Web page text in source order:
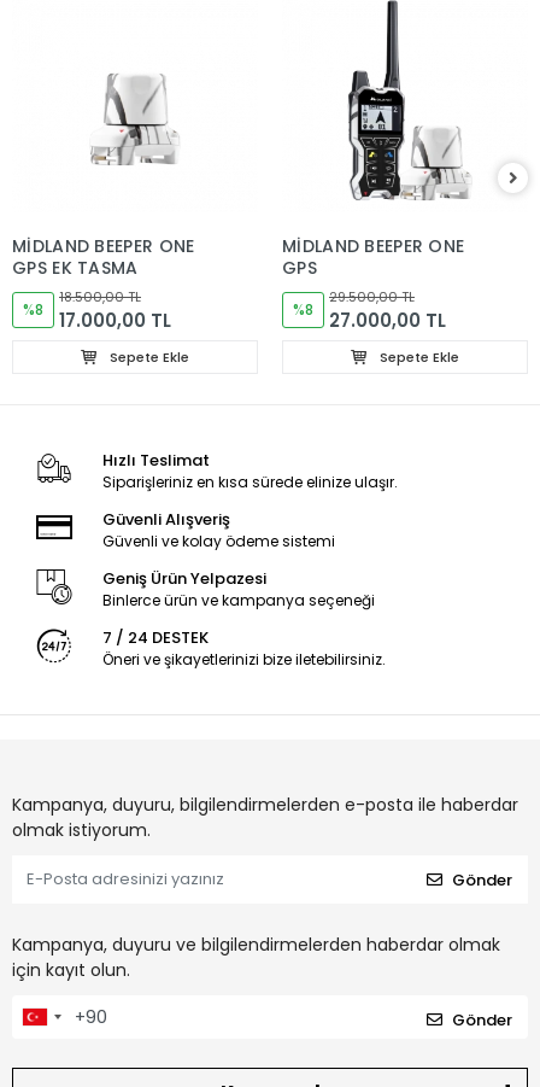
MİDLAND BEEPER ONE
GPS EK TASMA
%8
18.500,00 TL
17.000,00 TL
Sepete Ekle
MİDLAND BEEPER ONE
GPS
%8
29.500,00 TL
27.000,00 TL
Sepete Ekle
Hızlı Teslimat
Siparişleriniz en kısa sürede elinize ulaşır.
Güvenli Alışveriş
Güvenli ve kolay ödeme sistemi
Geniş Ürün Yelpazesi
Binlerce ürün ve kampanya seçeneği
7 / 24 DESTEK
Öneri ve şikayetlerinizi bize iletebilirsiniz.
Kampanya, duyuru, bilgilendirmelerden e-posta ile haberdar
olmak istiyorum.
Gönder
Kampanya, duyuru ve bilgilendirmelerden haberdar olmak
için kayıt olun.
Gönder